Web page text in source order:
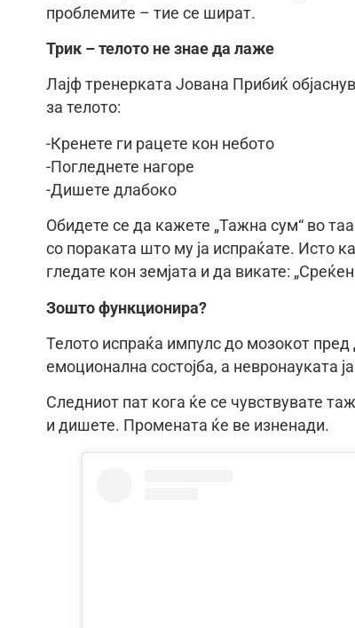
проблемите – тие се шират.
Трик – телото не знае да лаже
Лајф тренерката Јована Прибиќ
за телото:
-Кренете ги рацете кон небото
-Погледнете нагоре
-Дишете длабоко
Обидете се да кажете „Тажна сум“ во
со пораката што му ја испраќате. Исто
гледате кон земјата и да викате:
Зошто функционира?
Телото испраќа импулс до мозокот
емоционална состојба, а невронауката
Следниот пат кога ќе се чувствувате
и дишете. Промената ќе ве изненади.